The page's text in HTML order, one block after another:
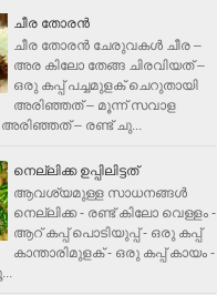
ചീര തോരന്‍
ചീര തോരന്‍ ചേരുവകള്‍ ചീര –
അര കിലോ തേങ്ങ ചിരവിയത് –
ഒരു കപ്പ് പച്ചമുളക് ചെറുതായി
അരിഞ്ഞത് – മൂന്ന് സവാള
– രണ്ട് ചു...
നെല്ലിക്ക ഉപ്പിലിട്ടത്
ആവശ്യമുള്ള സാധനങ്ങള്‍
നെല്ലിക്ക - രണ്ട് കിലോ വെള്ളം -
ആറ് കപ്പ് പൊടിയുപ്പ് - ഒരു കപ്പ്
കാന്താരിമുളക് - ഒരു കപ്പ് കായം -